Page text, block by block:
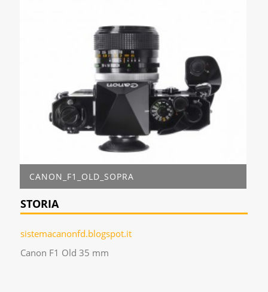
CANON_F1_OLD_SOPRA
STORIA
sistemacanonfd.blogspot.it
Canon F1 Old 35 mm